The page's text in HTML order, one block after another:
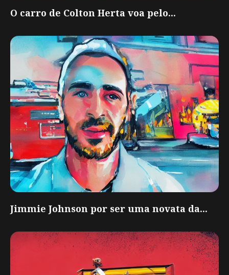
O carro de Colton Herta voa pelo...
Jimmie Johnson por ser uma novata da...